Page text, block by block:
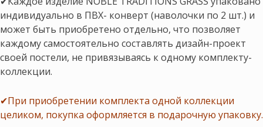
индивидуально в ПВХ- конверт (наволочки по 2 шт.) и
может быть приобретено отдельно, что позволяет
каждому самостоятельно составлять дизайн-проект
своей постели, не привязываясь к одному комплекту-
коллекции.
✔При приобретении комплекта одной коллекции
целиком, покупка оформляется в подарочную упаковку.